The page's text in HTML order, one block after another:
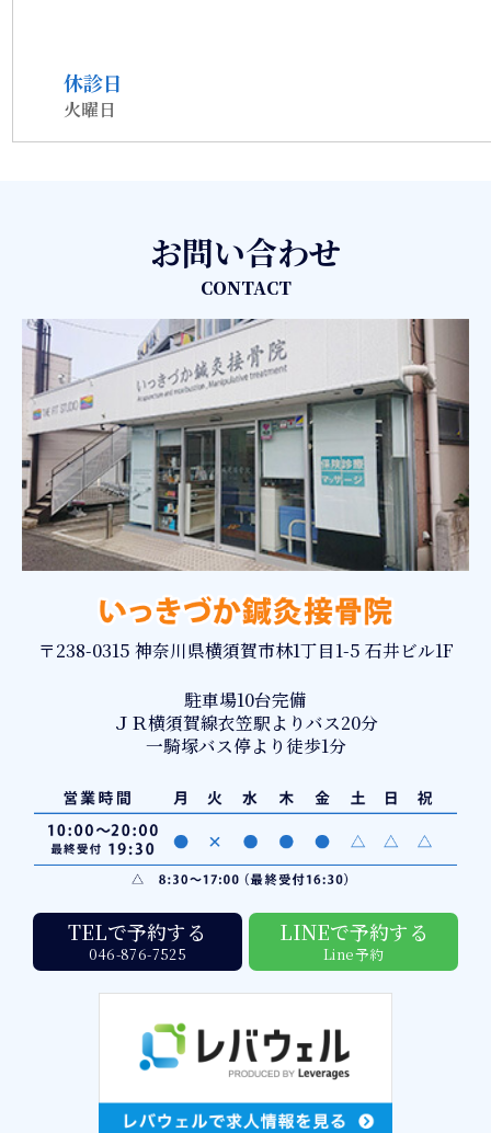
休診日
火曜日
お問い合わせ
CONTACT
〒238-0315 神奈川県横須賀市林1丁目1-5 石井ビル1F
駐車場10台完備
ＪＲ横須賀線衣笠駅よりバス20分
一騎塚バス停より徒歩1分
TELで予約する
046-876-7525
LINEで予約する
Line予約